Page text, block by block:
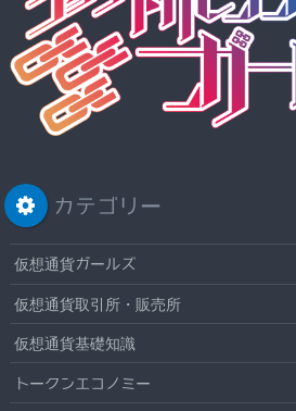
カテゴリー
仮想通貨ガールズ
仮想通貨取引所・販売所
仮想通貨基礎知識
トークンエコノミー